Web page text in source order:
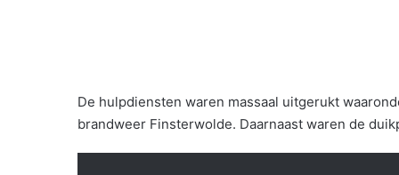
De hulpdiensten waren massaal uitgerukt
brandweer Finsterwolde. Daarnaast waren de